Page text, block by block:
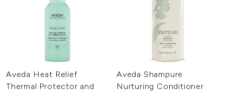
Aveda Heat Relief
Thermal Protector and
Aveda Shampure
Nurturing Conditioner